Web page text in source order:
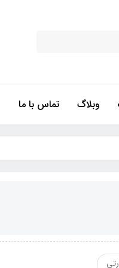
وبلاگ تماس با ما